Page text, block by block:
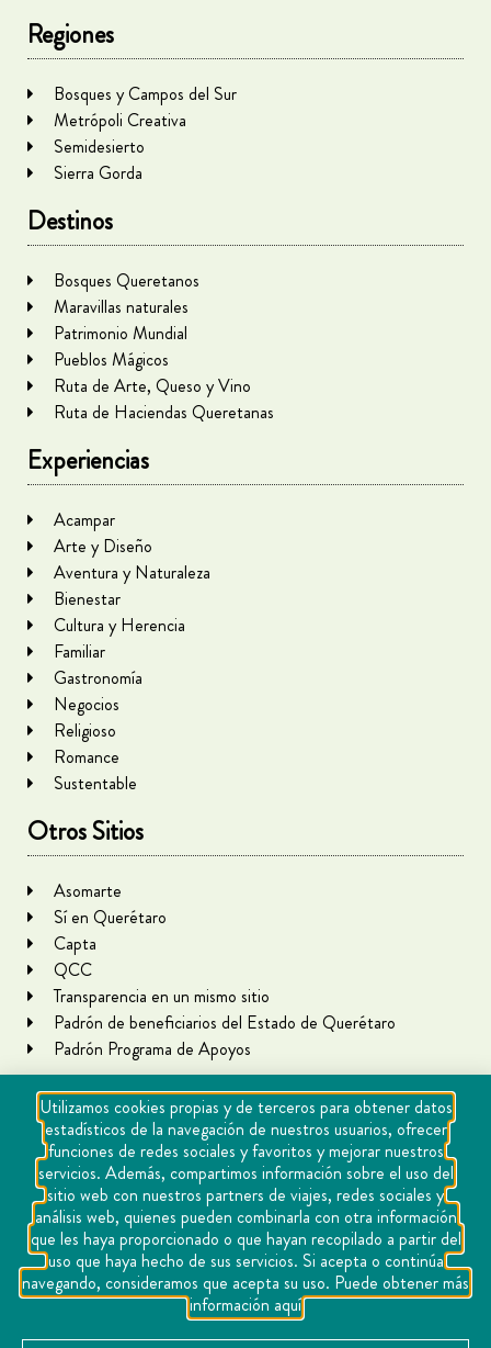
Regiones
Bosques y Campos del Sur
Metrópoli Creativa
Semidesierto
Sierra Gorda
Destinos
Bosques Queretanos
Maravillas naturales
Patrimonio Mundial
Pueblos Mágicos
Ruta de Arte, Queso y Vino
Ruta de Haciendas Queretanas
Experiencias
Acampar
Arte y Diseño
Aventura y Naturaleza
Bienestar
Cultura y Herencia
Familiar
Gastronomía
Negocios
Religioso
Romance
Sustentable
Otros Sitios
Asomarte
Sí en Querétaro
Capta
QCC
Transparencia en un mismo sitio
Padrón de beneficiarios del Estado de Querétaro
Padrón Programa de Apoyos
Copyright Querétaro Travel 2021 | v 1.1
Cookies
Aviso de privacidad
Utilizamos cookies propias y de terceros para obtener datos
estadísticos de la navegación de nuestros usuarios, ofrecer
funciones de redes sociales y favoritos y mejorar nuestros
servicios. Además, compartimos información sobre el uso del
sitio web con nuestros partners de viajes, redes sociales y
análisis web, quienes pueden combinarla con otra información
que les haya proporcionado o que hayan recopilado a partir del
uso que haya hecho de sus servicios. Si acepta o continúa
navegando, consideramos que acepta su uso. Puede obtener más
información aquí